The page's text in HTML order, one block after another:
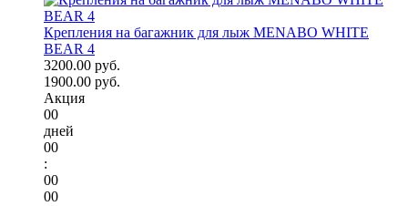
Крепления на багажник для лыж MENABO WHITE
BEAR 4
3200.00 руб.
1900.00 руб.
Акция
00
дней
00
:
00
00